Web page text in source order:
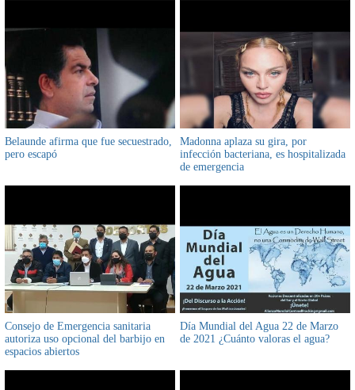
Belaunde afirma que fue secuestrado,
pero escapó
Madonna aplaza su gira, por
infección bacteriana, es hospitalizada
de emergencia
Consejo de Emergencia sanitaria
autoriza uso opcional del barbijo en
espacios abiertos
Día Mundial del Agua 22 de Marzo
de 2021 ¿Cuánto valoras el agua?